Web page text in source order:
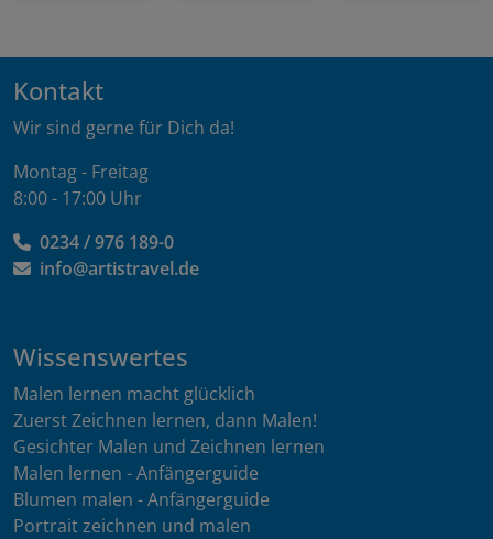
Kontakt
Wir sind gerne für Dich da!
Montag - Freitag
8:00 - 17:00 Uhr
0234 / 976 189-0
info@artistravel.de
Wissenswertes
Malen lernen macht glücklich
Zuerst Zeichnen lernen, dann Malen!
Gesichter Malen und Zeichnen lernen
Malen lernen - Anfängerguide
Blumen malen - Anfängerguide
Portrait zeichnen und malen